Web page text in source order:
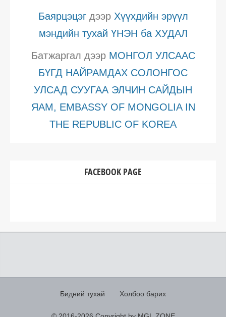
Баярцэцэгдээр Хүүхдийн эрүүл
мэндийн тухай ҮНЭН ба ХУДАЛ
Батжаргал дээр МОНГОЛ УЛСААС
БҮГД НАЙРАМДАХ СОЛОНГОС
УЛСАД СУУГАА ЭЛЧИН САЙДЫН
ЯАМ, EMBASSY OF MONGOLIA IN
THE REPUBLIC OF KOREA
FACEBOOK PAGE
Бидний тухай Холбоо барих